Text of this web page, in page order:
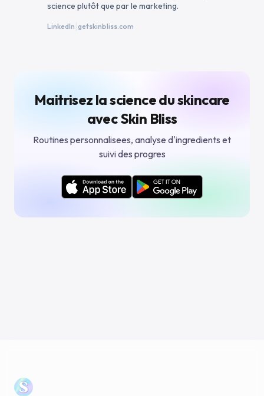
science plutôt que par le marketing.
LinkedIn getskinbliss.com
Maitrisez la science du skincare
avec Skin Bliss
Routines personnalisees, analyse d'ingredients et
suivi des progres